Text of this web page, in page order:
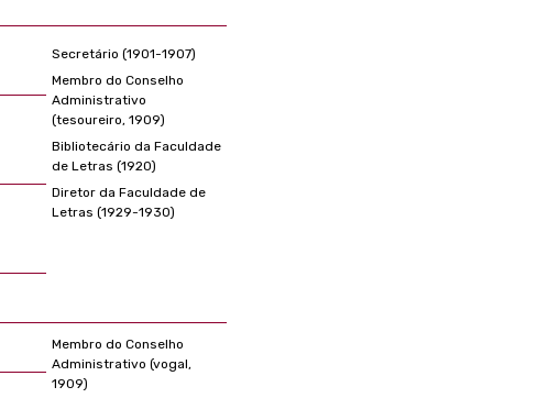
Secretário (1901-1907)
Membro do Conselho
Administrativo
(tesoureiro, 1909)
Bibliotecário da Faculdade
de Letras (1920)
Diretor da Faculdade de
Letras (1929-1930)
Membro do Conselho
Administrativo (vogal,
1909)